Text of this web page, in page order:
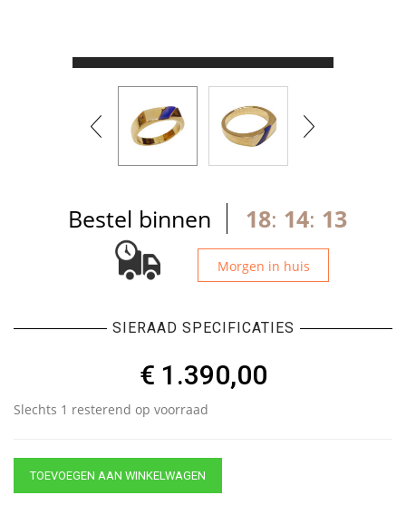
Bestel binnen 18: 14: 13
Morgen in huis
SIERAAD SPECIFICATIES
€ 1.390,00
Slechts 1 resterend op voorraad
TOEVOEGEN AAN WINKELWAGEN